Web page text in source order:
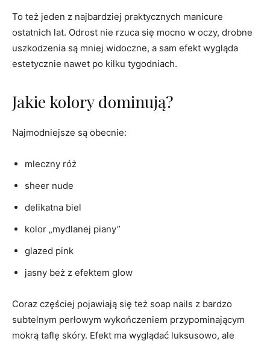
To też jeden z najbardziej praktycznych manicure
ostatnich lat. Odrost nie rzuca się mocno w oczy, drobne
uszkodzenia są mniej widoczne, a sam efekt wygląda
estetycznie nawet po kilku tygodniach.
Jakie kolory dominują?
Najmodniejsze są obecnie:
mleczny róż
sheer nude
delikatna biel
kolor „mydlanej piany”
glazed pink
jasny beż z efektem glow
Coraz częściej pojawiają się też soap nails z bardzo
subtelnym perłowym wykończeniem przypominającym
mokrą taflę skóry. Efekt ma wyglądać luksusowo, ale